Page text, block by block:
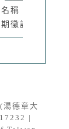
稱：三峽詩社
徵詩...
德章大
|